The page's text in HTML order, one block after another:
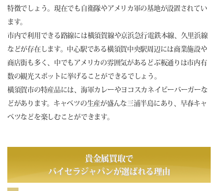
特徴でしょう。現在でも自衛隊やアメリカ軍の基地が設置されてい
ます。
市内で利用できる路線には横須賀線や京浜急行電鉄本線、久里浜線
などが存在します。中心駅である横須賀中央駅周辺には商業施設や
商店街も多く、中でもアメリカの雰囲気があるどぶ板通りは市内有
数の観光スポットに挙げることができるでしょう。
横須賀市の特産品には、海軍カレーやヨコスカネイビーバーガーな
どがあります。キャベツの生産が盛んな三浦半島にあり、早春キャ
ベツなどを楽しむことができます。
貴金属買取で
バイセラジャパンが選ばれる理由